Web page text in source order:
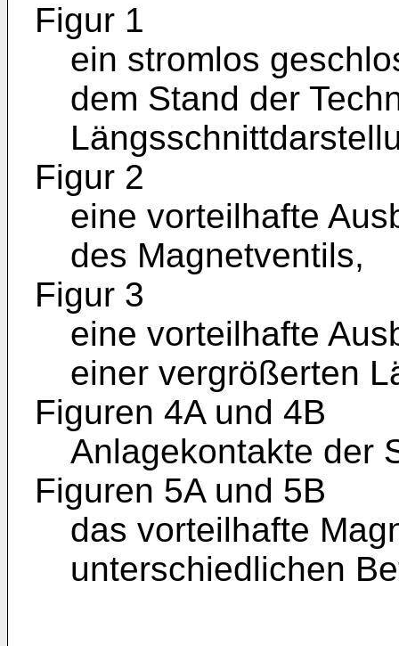
Figur 1
ein stromlos
dem Stand der
Figur 2
eine vorteilhafte
des Magnetventils,
Figur 3
eine vorteilhafte
einer vergrößerten
Figuren 4A und 4B
Anlagekontakte der
Figuren 5A und 5B
das vorteilhafte
unterschiedlichen